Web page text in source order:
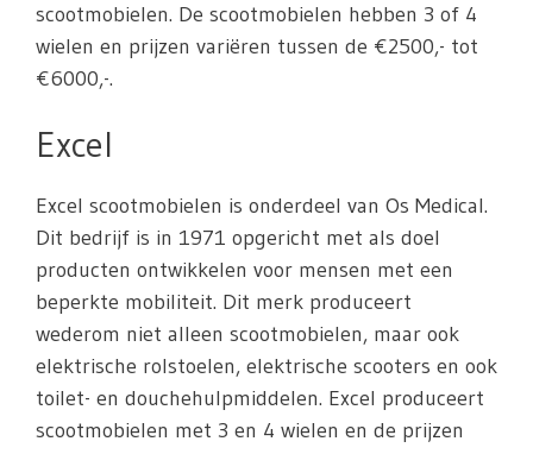
scootmobielen. De scootmobielen hebben 3 of 4
wielen en prijzen variëren tussen de €2500,- tot
€6000,-.
Excel
Excel scootmobielen is onderdeel van Os Medical.
Dit bedrijf is in 1971 opgericht met als doel
producten ontwikkelen voor mensen met een
beperkte mobiliteit. Dit merk produceert
wederom niet alleen scootmobielen, maar ook
elektrische rolstoelen, elektrische scooters en ook
toilet- en douchehulpmiddelen. Excel produceert
scootmobielen met 3 en 4 wielen en de prijzen